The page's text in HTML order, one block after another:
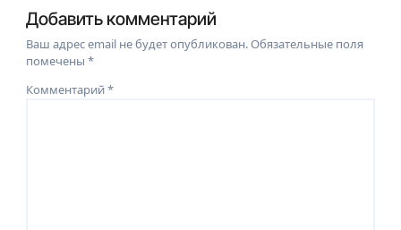
Добавить комментарий
Ваш адрес email не будет опубликован.Обязательные поля
помечены*
Комментарий*